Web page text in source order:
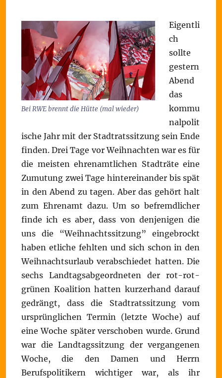
Bei RWE brennt die Hütte (mal wieder)
Eigentli
ch
sollte
gestern
Abend
das
kommu
nalpolit
ische Jahr mit der Stadtratssitzung sein Ende
finden. Drei Tage vor Weihnachten war es für
die meisten ehrenamtlichen Stadträte eine
Zumutung zwei Tage hintereinander bis spät
in den Abend zu tagen. Aber das gehört halt
zum Ehrenamt dazu. Um so befremdlicher
finde ich es aber, dass von denjenigen die
uns die “Weihnachtssitzung” eingebrockt
haben etliche fehlten und sich schon in den
Weihnachtsurlaub verabschiedet hatten. Die
sechs Landtagsabgeordneten der rot-rot-
grünen Koalition hatten kurzerhand darauf
gedrängt, dass die Stadtratssitzung vom
ursprünglichen Termin (letzte Woche) auf
eine Woche später verschoben wurde. Grund
war die Landtagssitzung der vergangenen
Woche, die den Damen und Herrn
Berufspolitikern wichtiger war, als ihr